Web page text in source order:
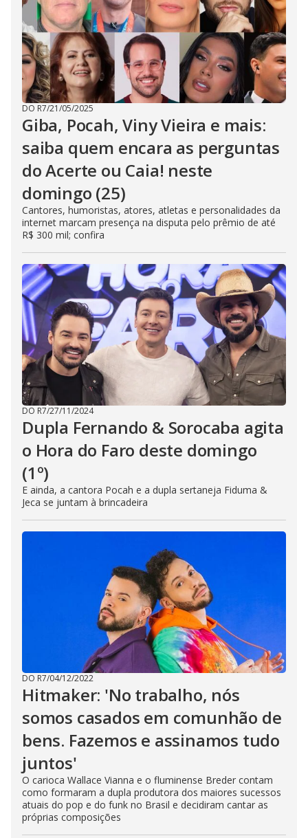
DO R7/21/05/2025
Giba, Pocah, Viny Vieira e mais:
saiba quem encara as perguntas
do Acerte ou Caia! neste
domingo (25)
Cantores, humoristas, atores, atletas e personalidades da
internet marcam presença na disputa pelo prêmio de até
R$ 300 mil; confira
DO R7/27/11/2024
Dupla Fernando & Sorocaba agita
o Hora do Faro deste domingo
(1º)
E ainda, a cantora Pocah e a dupla sertaneja Fiduma &
Jeca se juntam à brincadeira
DO R7/04/12/2022
Hitmaker: 'No trabalho, nós
somos casados em comunhão de
bens. Fazemos e assinamos tudo
juntos'
O carioca Wallace Vianna e o fluminense Breder contam
como formaram a dupla produtora dos maiores sucessos
atuais do pop e do funk no Brasil e decidiram cantar as
próprias composições